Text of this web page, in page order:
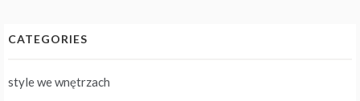
CATEGORIES
style we wnętrzach